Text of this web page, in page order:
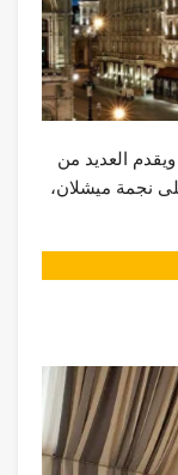
العديد من
نجمة ميشلان،